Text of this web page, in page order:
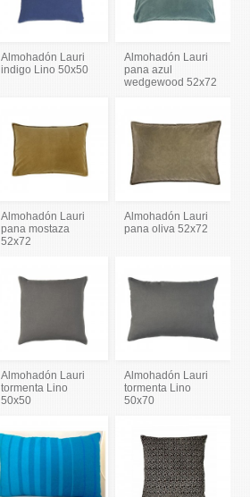
Almohadón Lauri
indigo Lino 50x50
Almohadón Lauri
pana azul
wedgewood 52x72
Almohadón Lauri
pana mostaza
52x72
Almohadón Lauri
pana oliva 52x72
Almohadón Lauri
tormenta Lino
50x50
Almohadón Lauri
tormenta Lino
50x70